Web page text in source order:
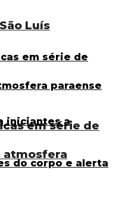
em série de
atmosfera
Luís